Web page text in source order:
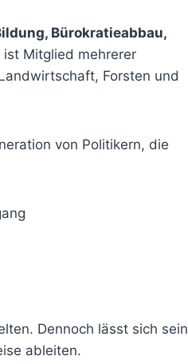
Bürokratieabbau,
ist Mitglied mehrerer
Forsten und
von Politikern, die
Dennoch lässt sich sein
ableiten.